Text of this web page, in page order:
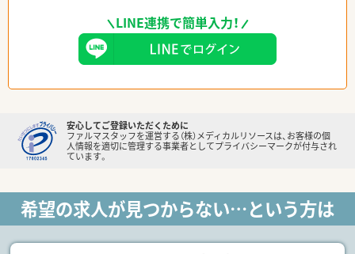
LINE連携で簡単入力！
安心してご登録いただくために
ファルマスタッフを運営する（株）メディカルリソースは、お客様の個
人情報を適切に管理する事業者としてプライバシーマークが付与され
ています。
希望の求人が見つからない…という方は